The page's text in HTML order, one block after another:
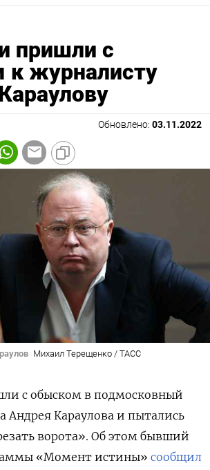
пришли с
журналисту
Обновлено: 03.11.2022
Михаил Терещенко / ТАСС
с обыском в подмосковный
Андрея Караулова и пытались
ворота». Об этом бывший
«Момент истины» сообщил